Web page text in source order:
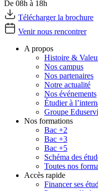
De 08h à 18h
Télécharger la brochure
Venir nous rencontrer
A propos
Histoire &
Nos campus
Nos partenaires
Notre actualité
Nos événements
Étudier à
Groupe
Nos formations
Bac +2
Bac +3
Bac +5
Schéma des
Toutes nos
Accès rapide
Financer ses